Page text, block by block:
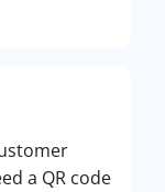
a QR code